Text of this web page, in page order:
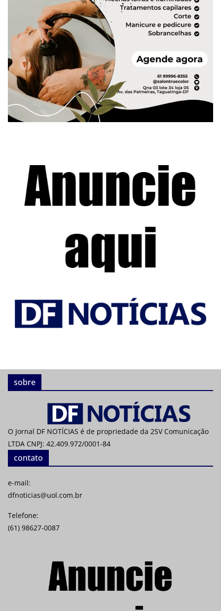
sobre
O Jornal DF NOTÍCIAS é de propriedade da 2SV Comunicação
LTDA CNPJ: 42.409.972/0001-84
contato
e-mail:
dfnoticias@uol.com.br
Telefone:
(61) 98627-0087